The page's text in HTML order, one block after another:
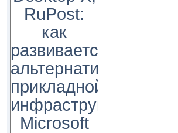
RuPost:
как
развивается
альтернатива
прикладной
инфраструктуре
Microsoft